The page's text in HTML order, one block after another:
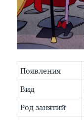
Появления
Вид
Род занятий